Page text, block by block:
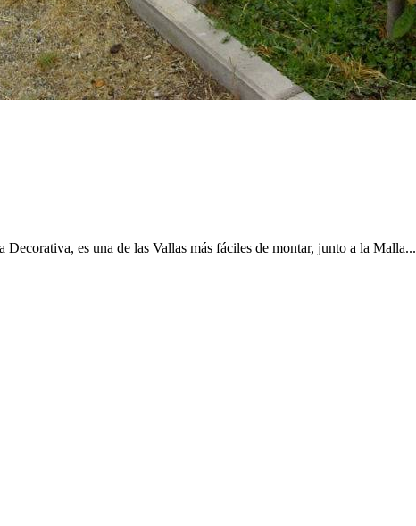
es una de las Vallas más fáciles de montar, junto a la Malla...